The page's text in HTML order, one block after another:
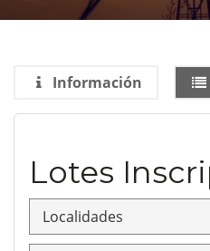
Información
Lotes
Localidades